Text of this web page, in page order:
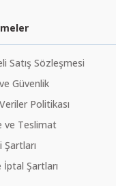
Satış Sözleşmesi
Güvenlik
Politikası
ve Teslimat
İptal Şartları